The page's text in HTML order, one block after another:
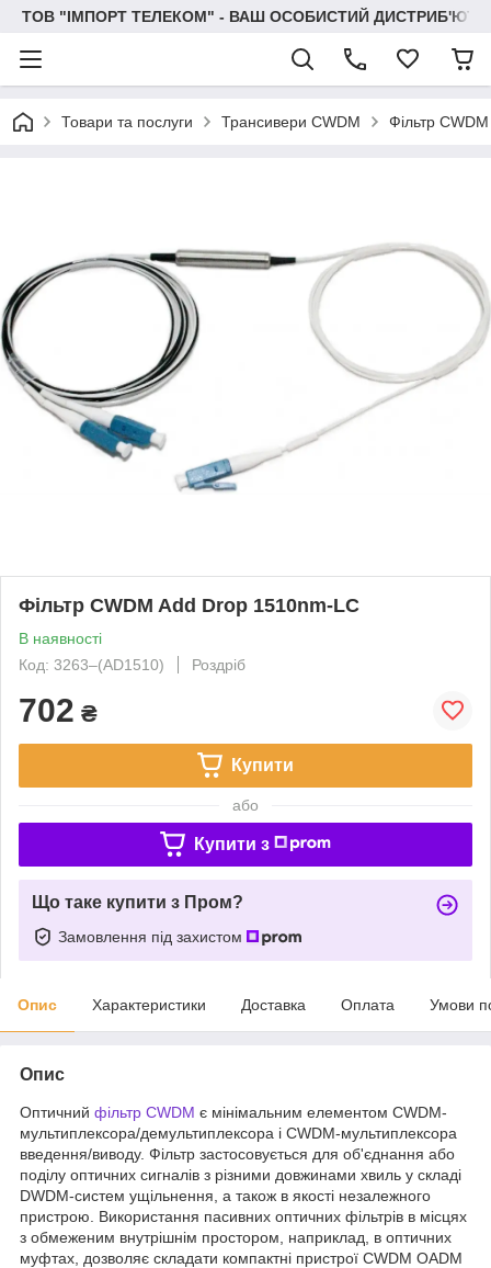
ТОВ "IМПОРТ ТЕЛЕКОМ" - ВАШ ОСОБИСТИЙ
Товари та послуги Трансивери CWDM Фільтр CWDM
Фільтр CWDM Add Drop 1510nm-LC
В наявності
Код: 3263‒(AD1510)
Роздріб
702 ₴
Купити
або
Купити з
Що таке купити з Пром?
Замовлення під захистом
Опис Характеристики Доставка Оплата Умови
Опис
Оптичний фільтр CWDM є мінімальним елементом CWDM-
мультиплексора/демультиплексора і CWDM-мультиплексора
введення/виводу. Фільтр застосовується для об'єднання або
поділу оптичних сигналів з різними довжинами хвиль у складі
DWDM-систем ущільнення, а також в якості незалежного
пристрою. Використання пасивних оптичних фільтрів в місцях
з обмеженим внутрішнім простором, наприклад, в оптичних
муфтах, дозволяє складати компактні пристрої CWDM OADM